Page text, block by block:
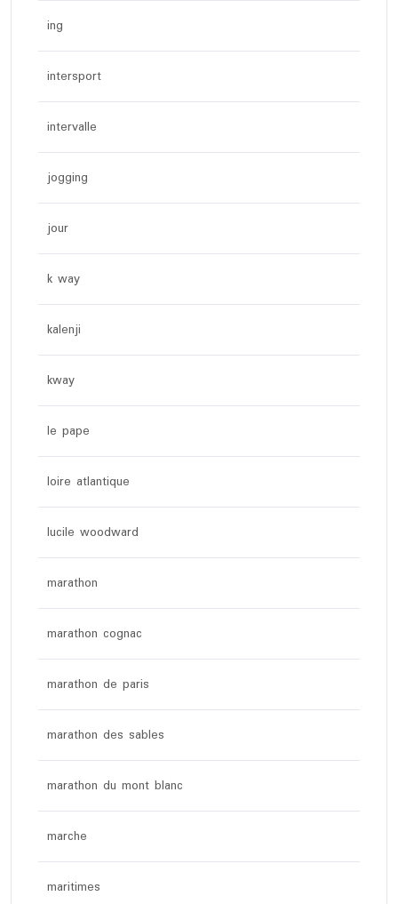
ing
intersport
intervalle
jogging
jour
k way
kalenji
kway
le pape
loire atlantique
lucile woodward
marathon
marathon cognac
marathon de paris
marathon des sables
marathon du mont blanc
marche
maritimes